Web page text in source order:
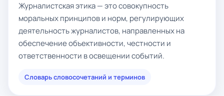
Журналистская этика — это совокупность
моральных принципов и норм, регулирующих
деятельность журналистов, направленных на
обеспечение объективности, честности и
ответственности в освещении событий.
Словарь словосочетаний и терминов